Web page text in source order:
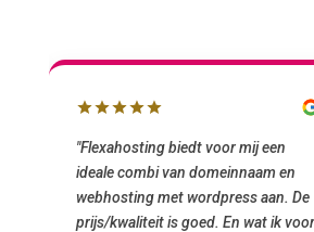
"snelle en vriendelijke service. staat
altijd AAN (: fijne prijzen vergeleken
met de grote jongens en dus nu al blij
met de overstap!"